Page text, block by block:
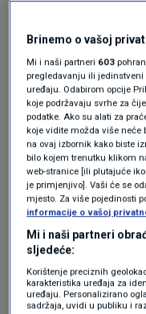
na vrhu liste.
pridruživanje u
jasan signal od
"Razumijemo da
budućnosti, a ne
Zelenski, ali je
odmah pokazala
Vladimiru Putinu
geopolitičkih
Brinemo o vašoj
Mi i naši partneri 603
pregledavanju ili
uređaju. Odabirom opcije
koje podržavaju svrhe za
podatke. Ako su alati za
koje vidite možda više neće
na ovaj izbornik kako biste
bilo kojem trenutku klikom
web-stranice [ili plutajuće
je primjenjivo]. Vaši će se
mjesto. Za više pojedinosti
informacije o vašoj
Mi i naši partneri
sljedeće:
Korištenje preciznih
karakteristika uređaja za
uređaju. Personalizirano
sadržaja, uvidi u publiku i